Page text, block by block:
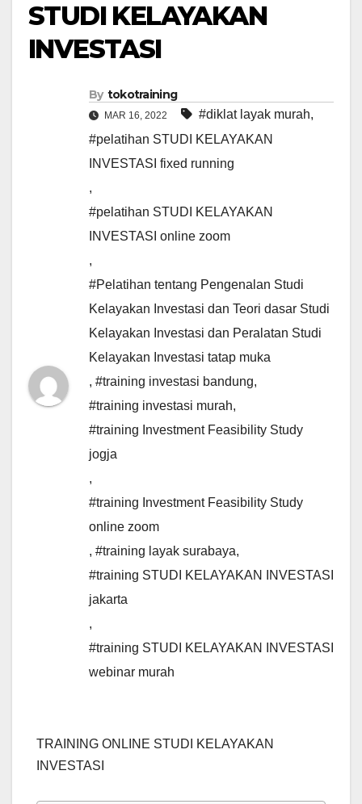
STUDI KELAYAKAN
INVESTASI
By tokotraining
MAR 16, 2022 #diklat layak murah,
#pelatihan STUDI KELAYAKAN
INVESTASI fixed running
,
#pelatihan STUDI KELAYAKAN
INVESTASI online zoom
,
#Pelatihan tentang Pengenalan Studi
Kelayakan Investasi dan Teori dasar Studi
Kelayakan Investasi dan Peralatan Studi
Kelayakan Investasi tatap muka
, #training investasi bandung,
#training investasi murah,
#training Investment Feasibility Study
jogja
,
#training Investment Feasibility Study
online zoom
, #training layak surabaya,
#training STUDI KELAYAKAN INVESTASI
jakarta
,
#training STUDI KELAYAKAN INVESTASI
webinar murah
TRAINING ONLINE STUDI KELAYAKAN
INVESTASI